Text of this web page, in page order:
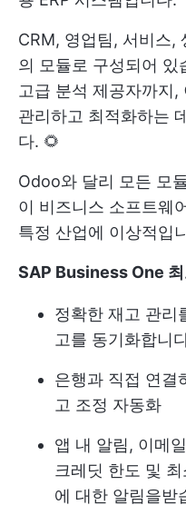
CRM, 영업팀, 서비스,
의 모듈로 구성되어 있
고급 분석 제공자까지
관리하고 최적화하는
다. 🌻
Odoo와 달리 모든 모
이 비즈니스 소프트웨
특정 산업에 이상적입
SAP Business One 최
정확한 재고 관리
고를 동기화합니
은행과 직접 연결
고 조정 자동화
앱 내 알림, 이메
크레딧 한도 및
에 대한 알림을받